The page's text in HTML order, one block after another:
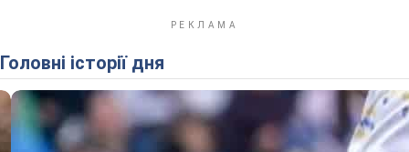
Головні історії дня